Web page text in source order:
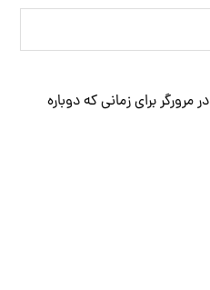
برای زمانی که دوباره